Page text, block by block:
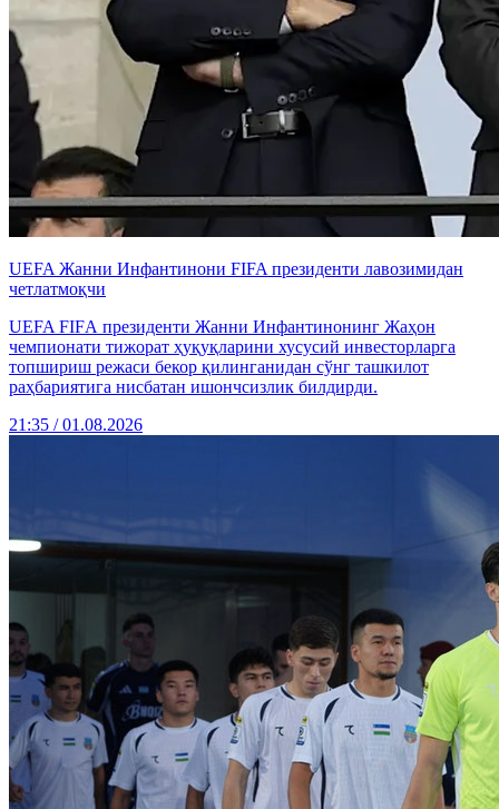
UEFA Жанни Инфантинони FIFA президенти лавозимидан
четлатмоқчи
UEFA FIFА президенти Жанни Инфантинонинг Жаҳон
чемпионати тижорат ҳуқуқларини хусусий инвесторларга
топшириш режаси бекор қилинганидан сўнг ташкилот
раҳбариятига нисбатан ишончсизлик билдирди.
21:35 / 01.08.2026